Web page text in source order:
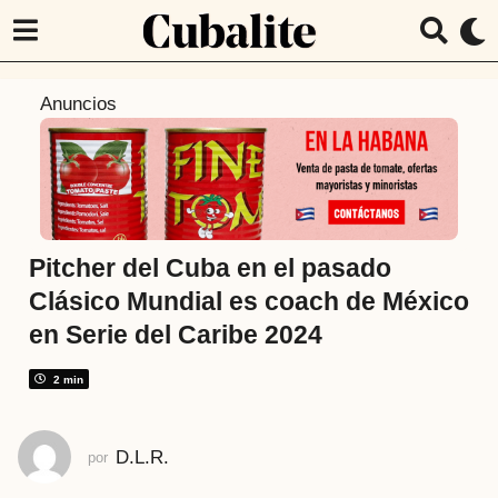
t
r
á
s
3
ñ
o
s
Anuncios
Pitcher del Cuba en el pasado
Clásico Mundial es coach de México
en Serie del Caribe 2024
2 min
por D.L.R.